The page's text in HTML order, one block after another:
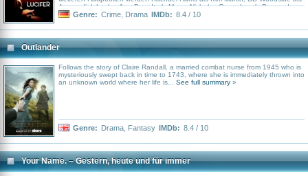
Amenadiel, Lesley-Ann Brandt als Maze, Nicholas Gonzalez als Dan und
Scarlett Estevez als Trixie zu sehen sein.
Genre: Crime Drama IMDb: 8.4 / 10
Outlander
Follows the story of Claire Randall, a married combat nurse from 1945 who is
mysteriously swept back in time to 1743, where she is immediately thrown into
an unknown world where her life is... See full summary »
Genre: Drama Fantasy IMDb: 8.4 / 10
Your Name. – Gestern, heute und für immer